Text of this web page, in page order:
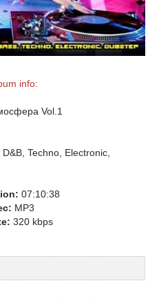
info:
Vol.1
Techno, Electronic,
07:10:38
MP3
320 kbps